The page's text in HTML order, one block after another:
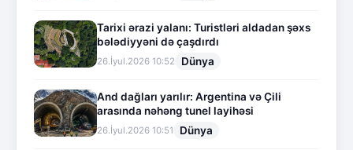
Tarixi ərazi yalanı: Turistləri aldadan şəxs
bələdiyyəni də çaşdırdı
26.İyul.2026 10:52 Dünya
And dağları yarılır: Argentina və Çili
arasında nəhəng tunel layihəsi
26.İyul.2026 10:51 Dünya